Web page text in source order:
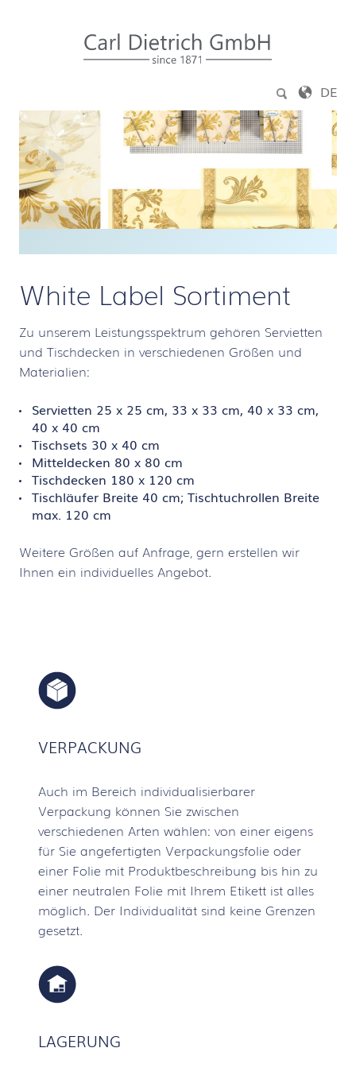
DE
White Label Sortiment
Zu unserem Leistungsspektrum gehören Servietten
und Tischdecken in verschiedenen Größen und
Materialien:
Servietten 25 x 25 cm, 33 x 33 cm, 40 x 33 cm,
40 x 40 cm
Tischsets 30 x 40 cm
Mitteldecken 80 x 80 cm
Tischdecken 180 x 120 cm
Tischläufer Breite 40 cm; Tischtuchrollen Breite
max. 120 cm
Weitere Größen auf Anfrage, gern erstellen wir
Ihnen ein individuelles Angebot.
VERPACKUNG
Auch im Bereich individualisierbarer
Verpackung können Sie zwischen
verschiedenen Arten wählen: von einer eigens
für Sie angefertigten Verpackungsfolie oder
einer Folie mit Produktbeschreibung bis hin zu
einer neutralen Folie mit Ihrem Etikett ist alles
möglich. Der Individualität sind keine Grenzen
gesetzt.
LAGERUNG